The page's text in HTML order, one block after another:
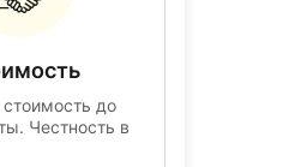
до
Честность в